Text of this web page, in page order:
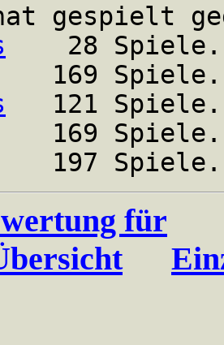
gespielt
28 Spiele.
Spiele.
121 Spiele.
169 Spiele.
197 Spiele.
für